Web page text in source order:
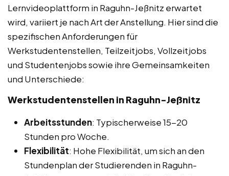
Lernvideoplattform in Raguhn-Jeßnitz erwartet
wird, variiert je nach Art der Anstellung. Hier sind die
spezifischen Anforderungen für
Werkstudentenstellen, Teilzeitjobs, Vollzeitjobs
und Studentenjobs sowie ihre Gemeinsamkeiten
und Unterschiede:
Werkstudentenstellen in Raguhn-Jeßnitz
Arbeitsstunden: Typischerweise 15-20
Stunden pro Woche.
Flexibilität: Hohe Flexibilität, um sich an den
Stundenplan der Studierenden in Raguhn-